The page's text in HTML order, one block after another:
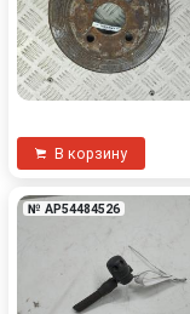
В корзину
№ AP54484526